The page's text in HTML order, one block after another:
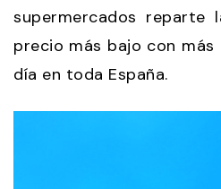
supermercados reparte
precio más bajo con
día en toda España.